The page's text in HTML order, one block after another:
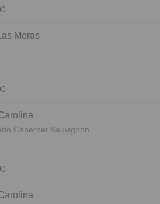
Moras
Cabernet Sauvignon